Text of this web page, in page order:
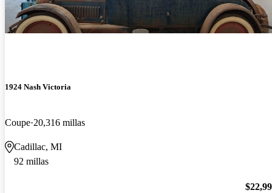
1924 Nash Victoria
Coupe 20,316 millas
Cadillac, MI
92 millas